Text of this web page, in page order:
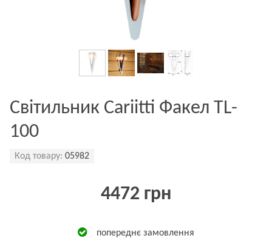
Світильник Cariitti Факел TL-
100
Код товару: 05982
4472 грн
попереднє замовлення